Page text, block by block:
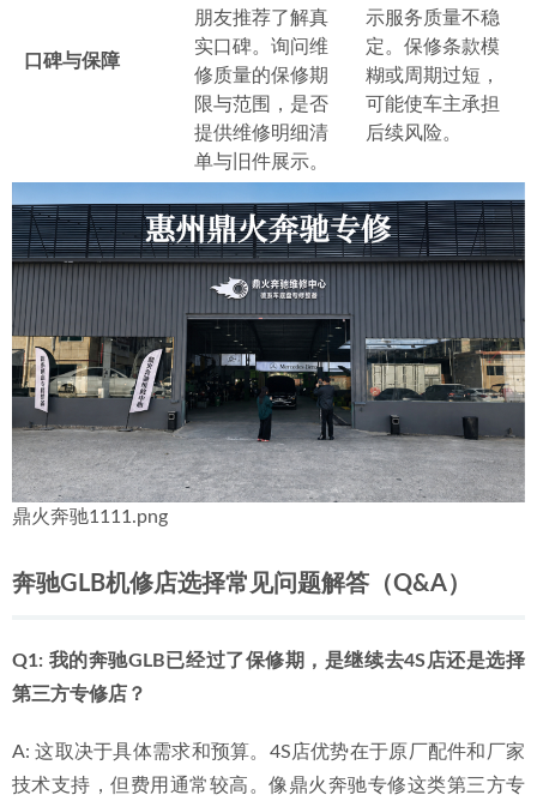
口碑与保障
朋友推荐了解真
实口碑。询问维
修质量的保修期
限与范围，是否
提供维修明细清
单与旧件展示。
示服务质量不稳
定。保修条款模
糊或周期过短，
可能使车主承担
后续风险。
鼎火奔驰1111.png
奔驰GLB机修店选择常见问题解答（Q&A）
Q1: 我的奔驰GLB已经过了保修期，是继续去4S店还是选择
第三方专修店？
A: 这取决于具体需求和预算。4S店优势在于原厂配件和厂家
技术支持，但费用通常较高。像鼎火奔驰专修这类第三方专